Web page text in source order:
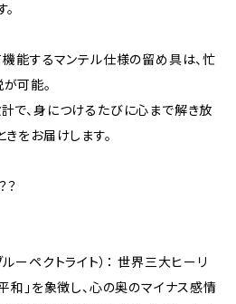
機能するマンテル仕様の留め具は、忙
可能。
で、身につけるたびに心まで解き放
をお届けします。
？
ーペクトライト）： 世界三大ヒーリ
和」を象徴し、心の奥のマイナス感情